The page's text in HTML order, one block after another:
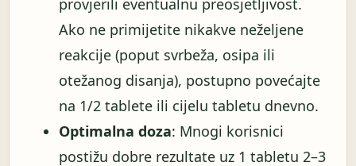
Ako ne primijetite nikakve neželjene
reakcije (poput svrbeža, osipa ili
otežanog disanja), postupno povećajte
na 1/2 tablete ili cijelu tabletu dnevno.
Optimalna doza: Mnogi korisnici
postižu dobre rezultate uz 1 tabletu 2–3